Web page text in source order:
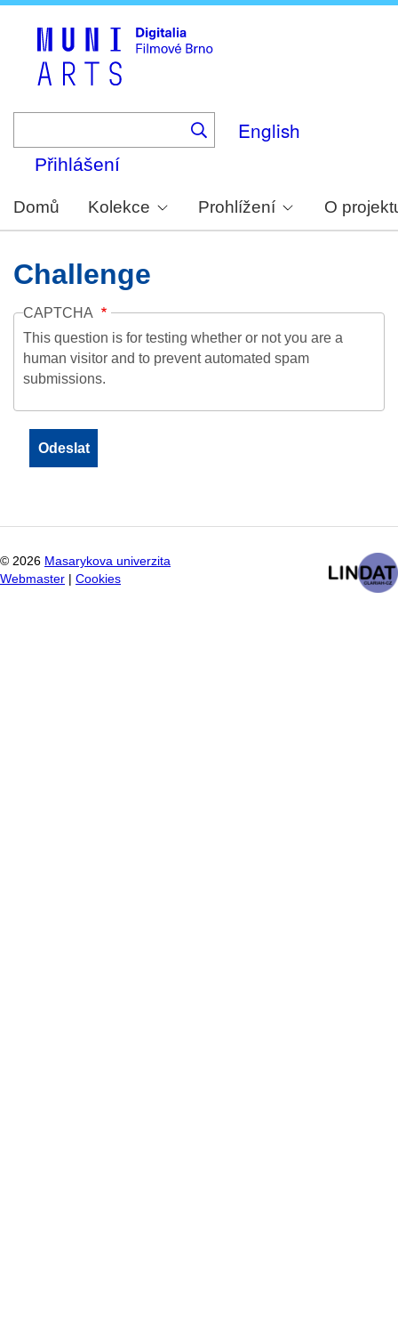
English
Přihlášení
Domů Kolekce Prohlížení O
Challenge
CAPTCHA
This question is for testing whether or not you are a
human visitor and to prevent automated spam
submissions.
© 2026 Masarykova univerzita
Webmaster
Cookies